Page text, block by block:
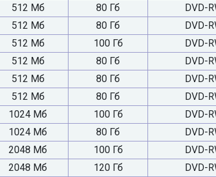
512 Мб 80 Гб
DVD-
512 Мб 80 Гб
DVD-
512 Мб 100 Гб
DVD-
512 Мб 80 Гб
DVD-
512 Мб 80 Гб
DVD-
512 Мб 80 Гб
DVD-
1024 Мб 100 Гб
DVD-
1024 Мб 80 Гб
DVD-
2048 Мб 100 Гб
DVD-
2048 Мб 120 Гб
DVD-